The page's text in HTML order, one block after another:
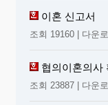
이혼 신고서
조회 19160 | 다운
협의이혼의사
조회 23887 | 다운